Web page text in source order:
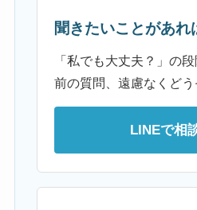
聞きたいことがあれ
「私でも大丈夫？」の
前の質問、遠慮なくどう
LINEで相